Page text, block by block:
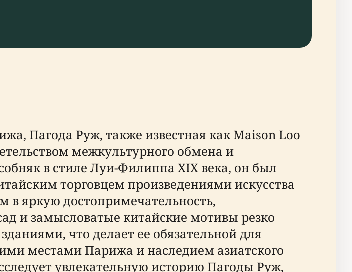
Пагода Руж, также известная как Maison Loo
межкультурного обмена и
в стиле Луи-Филиппа XIX века, он был
торговцем произведениями искусства
яркую достопримечательность,
и замысловатые китайские мотивы резко
что делает ее обязательной для
местами Парижа и наследием азиатского
увлекательную историю Пагоды Руж,